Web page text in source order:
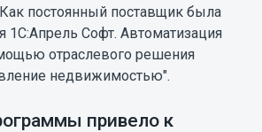
постоянный поставщик была
1С:Апрель Софт. Автоматизация
отраслевого решения
недвижимостью".
привело к